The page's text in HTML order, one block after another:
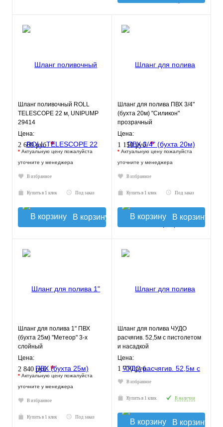
Шланг поливочный ROLL
TELESCOPE 22 м, UNIPUMP
29414
Цена:
2 600 руб. *
* Актуальную цену пожалуйста
уточните у менеджера
В избранное
Купить в 1 клик Под заказ
В корзину
Шланг для полива ПВХ 3/4"
(бухта 20м) "Силикон"
прозрачный
ПромХимТехнология
Цена:
1 150 руб.*
* Актуальную цену пожалуйста
уточните у менеджера
В избранное
Купить в 1 клик Под заказ
В корзину
Шланг для полива 1" ПВХ
(бухта 25м) "Метеор" 3-х
слойный
Цена:
2 840 руб. *
* Актуальную цену пожалуйста
уточните у менеджера
В избранное
Купить в 1 клик Под заказ
Шланг для полива ЧУДО
расчягив. 52,5м с пистолетом
и насадкой
Цена:
1 770 руб.
В избранное
Купить в 1 клик В наличии
В корзину